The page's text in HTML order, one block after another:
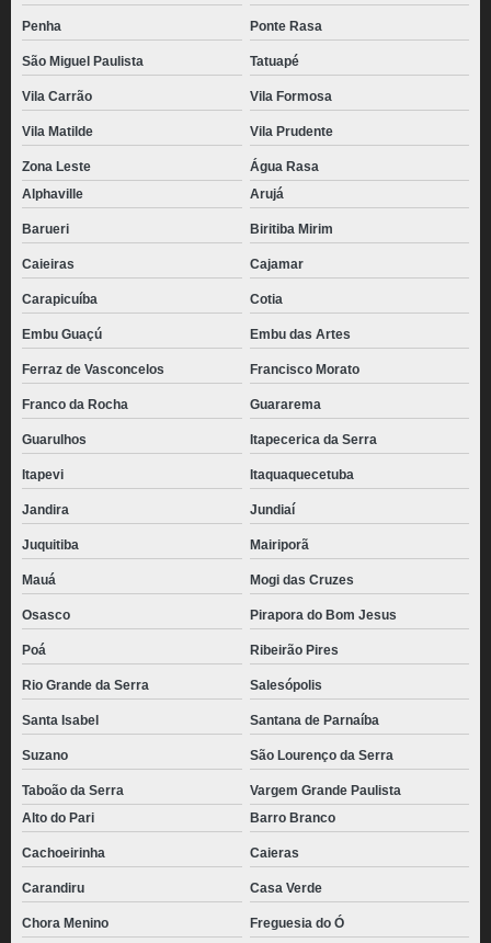
Penha Ponte Rasa
São Miguel Paulista Tatuapé
Vila Carrão Vila Formosa
Vila Matilde Vila Prudente
Zona Leste
Água Rasa
Alphaville
Arujá
Barueri Biritiba Mirim
Caieiras Cajamar
Carapicuíba Cotia
Embu Guaçú Embu das Artes
Ferraz de Vasconcelos Francisco Morato
Franco da Rocha Guararema
Guarulhos Itapecerica da Serra
Itapevi Itaquaquecetuba
Jandira Jundiaí
Juquitiba Mairiporã
Mauá Mogi das Cruzes
Osasco Pirapora do Bom Jesus
Poá Ribeirão Pires
Rio Grande da Serra Salesópolis
Santa Isabel Santana de Parnaíba
Suzano São Lourenço da Serra
Taboão da Serra
Vargem Grande Paulista
Alto do Pari
Barro Branco
Cachoeirinha Caieras
Carandiru Casa Verde
Chora Menino Freguesia do Ó